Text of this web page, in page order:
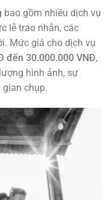
gồm nhiều dịch vụ
lễ trao nhẫn, các
Mức giá cho dịch vụ
đến 30.000.000 VNĐ,
hình ảnh, sự
chụp.